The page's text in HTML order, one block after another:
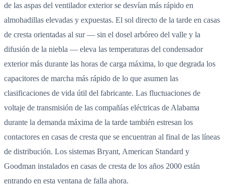
de las aspas del ventilador exterior se desvían más rápido en
almohadillas elevadas y expuestas. El sol directo de la tarde en casas
de cresta orientadas al sur — sin el dosel arbóreo del valle y la
difusión de la niebla — eleva las temperaturas del condensador
exterior más durante las horas de carga máxima, lo que degrada los
capacitores de marcha más rápido de lo que asumen las
clasificaciones de vida útil del fabricante. Las fluctuaciones de
voltaje de transmisión de las compañías eléctricas de Alabama
durante la demanda máxima de la tarde también estresan los
contactores en casas de cresta que se encuentran al final de las líneas
de distribución. Los sistemas Bryant, American Standard y
Goodman instalados en casas de cresta de los años 2000 están
entrando en esta ventana de falla ahora.